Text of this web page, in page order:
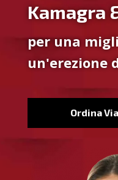
Kamagra
per una
un'erezione
Ordina